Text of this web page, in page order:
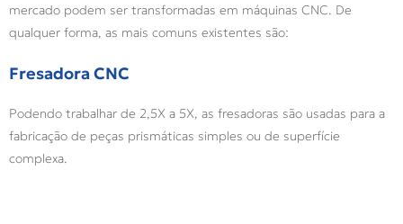
mercado podem ser transformadas em máquinas CNC. De
qualquer forma, as mais comuns existentes são:
Fresadora CNC
Podendo trabalhar de 2,5X a 5X, as fresadoras são usadas para a
fabricação de peças prismáticas simples ou de superfície
complexa.